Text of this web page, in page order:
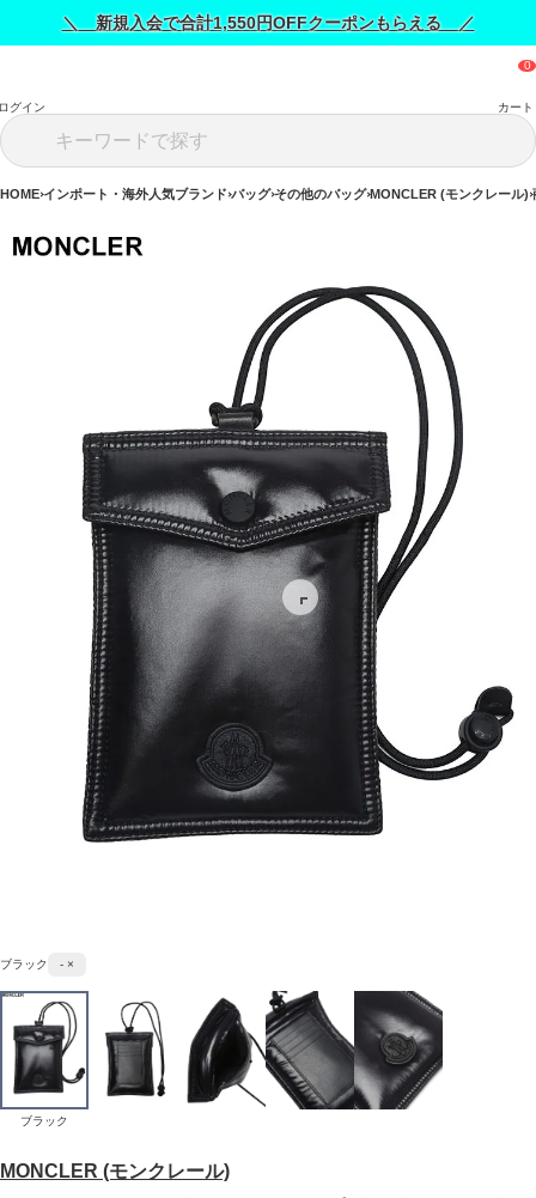
＼ 新規入会で合計1,550円OFFクーポンもらえる ／
グイン カート
HOME インポート・海外人気ブランド バッグ その他のバッグ MONCLER (モンクレール)
MONCLER (モンクレール)
ブラック - ×
ブラック